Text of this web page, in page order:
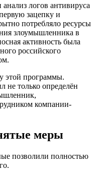
логов антивируса
зацепку и
потребляло ресурсы
злоумышленника в
активность была
российского
этой программы.
не только определён
компании-
меры
позволили полностью